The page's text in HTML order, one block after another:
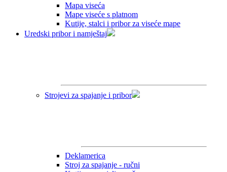
Mapa viseća
Mape viseće s platnom
Kutije, stalci i pribor za viseće mape
Uredski pribor i namještaj
Strojevi za spajanje i pribor
Deklamerica
Stroj za spajanje - ručni